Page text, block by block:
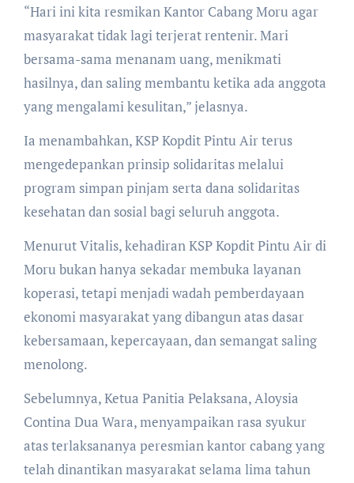
“Hari ini kita resmikan Kantor Cabang Moru agar
masyarakat tidak lagi terjerat rentenir. Mari
bersama-sama menanam uang, menikmati
hasilnya, dan saling membantu ketika ada anggota
yang mengalami kesulitan,” jelasnya.
Ia menambahkan, KSP Kopdit Pintu Air terus
mengedepankan prinsip solidaritas melalui
program simpan pinjam serta dana solidaritas
kesehatan dan sosial bagi seluruh anggota.
Menurut Vitalis, kehadiran KSP Kopdit Pintu Air di
Moru bukan hanya sekadar membuka layanan
koperasi, tetapi menjadi wadah pemberdayaan
ekonomi masyarakat yang dibangun atas dasar
kebersamaan, kepercayaan, dan semangat saling
menolong.
Sebelumnya, Ketua Panitia Pelaksana, Aloysia
Contina Dua Wara, menyampaikan rasa syukur
atas terlaksananya peresmian kantor cabang yang
telah dinantikan masyarakat selama lima tahun